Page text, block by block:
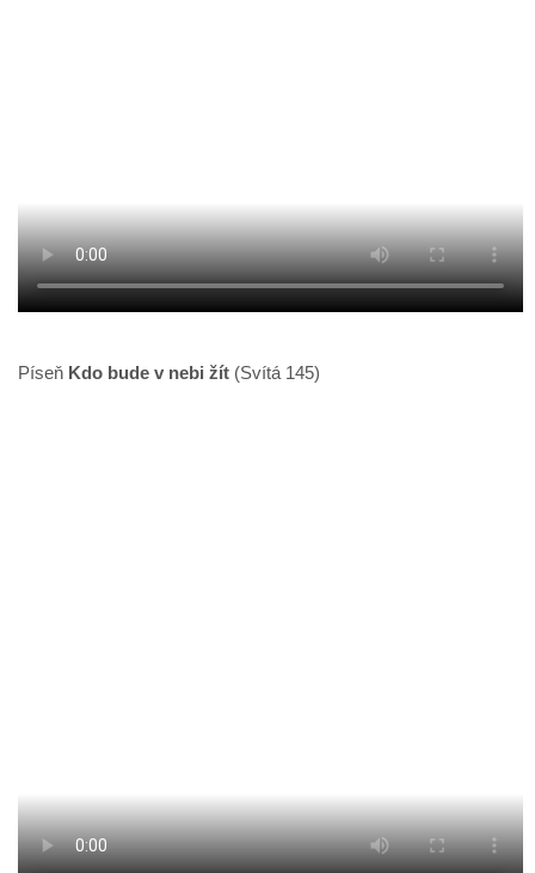
Píseň Kdo bude v nebi žít (Svítá 145)